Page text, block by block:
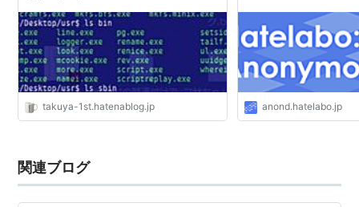
takuya-1st.hatenablog.jp anond.hatelabo.jp
関連ブログ